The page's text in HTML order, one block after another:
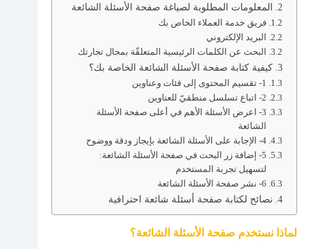
المعلومات المطلوبة لصياغة صفحة الأسئلة الشائعة
فريق خدمة العملاء الخاص بك
البريد الإلكتروني
البحث عن الكلمات الرئيسية المتعلقّة بمجال تجارتك
كيفية كتابة صفحة الأسئلة الشائعة الخاصة بك؟
1- تقسيم المحتوى إلى فئات وعناوين
2- اتباع تسلسل منطقيّ للعناوين
3- اعرض الأسئلة الأهم في أعلى صفحة الأسئلة
الشائعة
4- الإجابة على الأسئلة الشائعة بإيجاز ودقة ووضوح
5- إضافة زر البحث في صفحة الأسئلة الشائعة:
لتسهيل تجربة المستخدم
6- نشر صفحة الأسئلة الشائعة
نصائح لكتابة صفحة أسئلة شائعة احترافية
لماذا نستخدم صفحة الأسئلة الشائعة؟